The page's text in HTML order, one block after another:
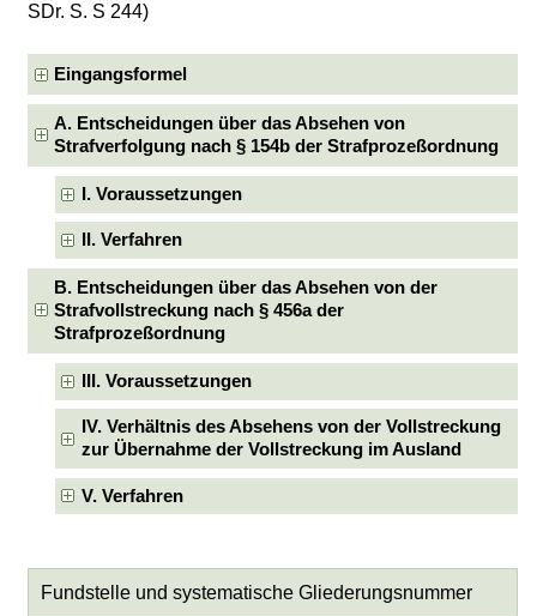
SDr. S. S 244)
Eingangsformel
A. Entscheidungen über das Absehen von
Strafverfolgung nach § 154b der Strafprozeßordnung
I. Voraussetzungen
II. Verfahren
B. Entscheidungen über das Absehen von der
Strafvollstreckung nach § 456a der
Strafprozeßordnung
III. Voraussetzungen
IV. Verhältnis des Absehens von der Vollstreckung
zur Übernahme der Vollstreckung im Ausland
V. Verfahren
Fundstelle und systematische Gliederungsnummer